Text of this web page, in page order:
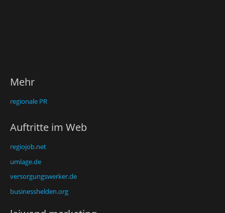
Mehr
regionale PR
Auftritte im Web
regiojob.net
umlage.de
versorgungswerker.de
businesshelden.org